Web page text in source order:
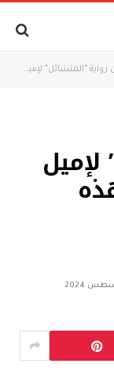
“المتشائل” لإميل حبيبي: حين تمضي هذه الغيمة!